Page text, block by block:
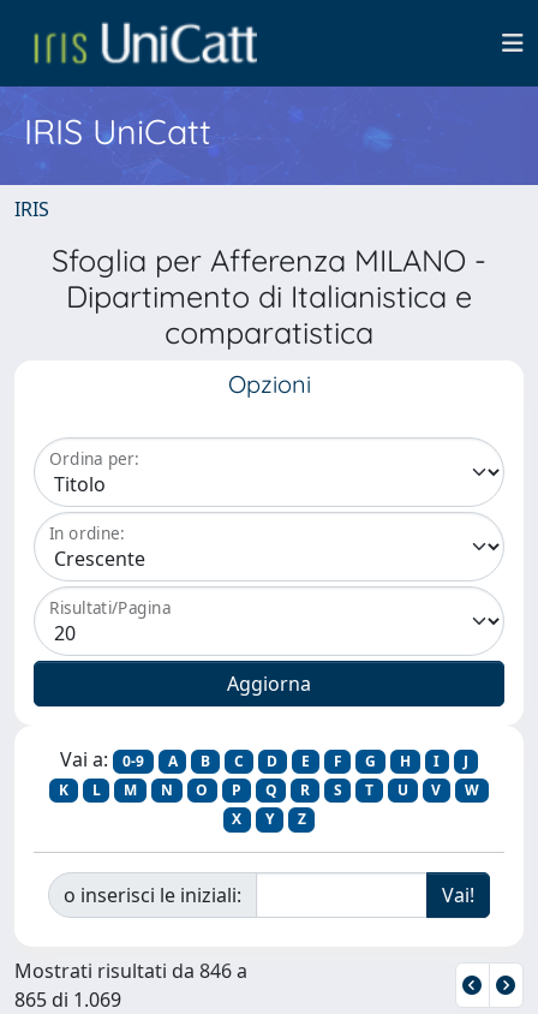
IRIS UniCatt
IRIS
Sfoglia per Afferenza MILANO -
Dipartimento di Italianistica e
comparatistica
Opzioni
Ordina per:
In ordine:
Risultati/Pagina
Vai a: 0-9 A B C D E F G H I
J
K
L M N O P Q R S T U V
W
X
Y Z
o inserisci le iniziali:
Mostrati risultati da 846 a
865 di 1.069